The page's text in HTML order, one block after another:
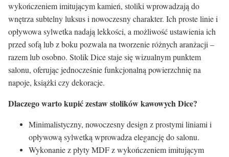
wykończeniem imitującym kamień, stoliki wprowadzają do
wnętrza subtelny luksus i nowoczesny charakter. Ich proste linie i
opływowa sylwetka nadają lekkości, a możliwość ustawienia ich
przed sofą lub z boku pozwala na tworzenie różnych aranżacji –
razem lub osobno. Stolik Dice staje się wizualnym punktem
salonu, oferując jednocześnie funkcjonalną powierzchnię na
napoje, książki czy dekoracje.
Dlaczego warto kupić zestaw stolików kawowych Dice?
Minimalistyczny, nowoczesny design z prostymi liniami i
opływową sylwetką wprowadza elegancję do salonu.
Wykonanie z płyty MDF z wykończeniem imitującym